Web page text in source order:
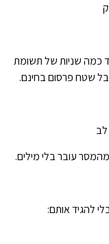
כמה שניות של תשומת
שטח פרסום בחינם.
עובר בלי מילים.
להגיד אותם: